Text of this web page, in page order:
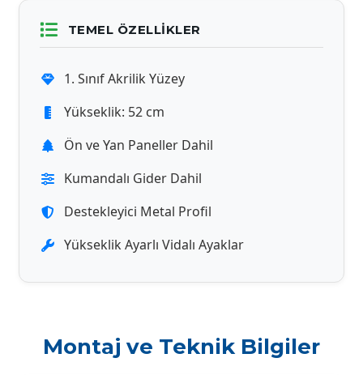
TEMEL ÖZELLIKLER
1. Sınıf Akrilik Yüzey
Yükseklik: 52 cm
Ön ve Yan Paneller Dahil
Kumandalı Gider Dahil
Destekleyici Metal Profil
Yükseklik Ayarlı Vidalı Ayaklar
Montaj ve Teknik Bilgiler